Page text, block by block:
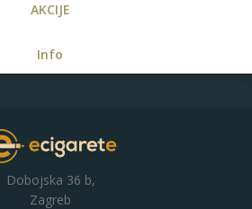
AKCIJE
Info
Dobojska 36 b,
Zagreb